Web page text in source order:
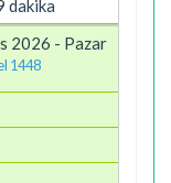
dakika
2026 - Pazar
1448